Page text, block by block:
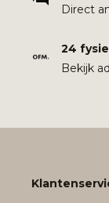
Direct
24
Bekijk